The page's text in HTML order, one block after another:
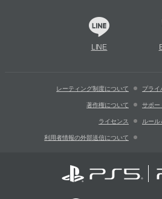
LINE
レーティング制度について プライ
著作権について サポー
ライセンス ルール
利用者情報の外部送信について